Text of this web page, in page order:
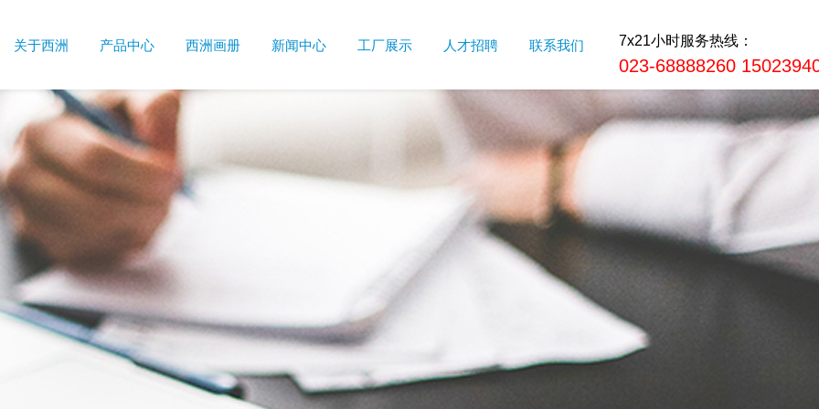
关于西洲 产品中心 西洲画册 新闻中心 工厂展示 人才招聘 联系我们 7x21小时服务热线：
023-68888260